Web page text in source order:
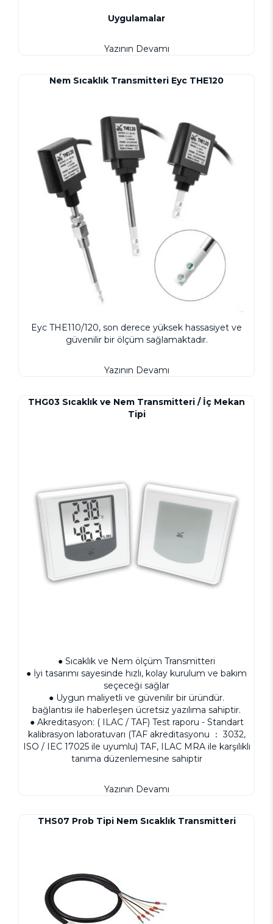
Uygulamalar
Yazının Devamı
Nem Sıcaklık Transmitteri Eyc THE120
Eyc THE110/120, son derece yüksek hassasiyet ve
güvenilir bir ölçüm sağlamaktadır.
Yazının Devamı
THG03 Sıcaklık ve Nem Transmitteri / İç Mekan
Tipi
● Sıcaklık ve Nem ölçüm Transmitteri
● İyi tasarımı sayesinde hızlı, kolay kurulum ve bakım
seçeceği sağlar
● Uygun maliyetli ve güvenilir bir üründür.
bağlantısı ile haberleşen ücretsiz yazılıma sahiptir.
● Akreditasyon: ( ILAC / TAF) Test raporu - Standart
kalibrasyon laboratuvarı (TAF akreditasyonu ： 3032,
ISO / IEC 17025 ile uyumlu) TAF, ILAC MRA ile karşılıklı
tanıma düzenlemesine sahiptir
Yazının Devamı
THS07 Prob Tipi Nem Sıcaklık Transmitteri